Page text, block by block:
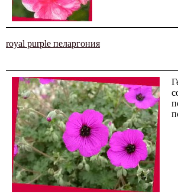
royal purple пеларгония